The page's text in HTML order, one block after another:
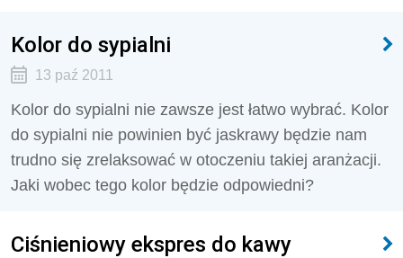
Kolor do sypialni
13 paź 2011
Kolor do sypialni nie zawsze jest łatwo wybrać. Kolor
do sypialni nie powinien być jaskrawy będzie nam
trudno się zrelaksować w otoczeniu takiej aranżacji.
Jaki wobec tego kolor będzie odpowiedni?
Ciśnieniowy ekspres do kawy